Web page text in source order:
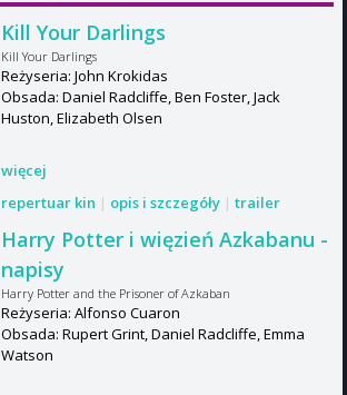
Kill Your Darlings
Kill Your Darlings
Reżyseria: John Krokidas
Obsada: Daniel Radcliffe, Ben Foster, Jack
Huston, Elizabeth Olsen
więcej
repertuar kin | opis i szczegóły | trailer
Harry Potter i więzień Azkabanu -
napisy
Harry Potter and the Prisoner of Azkaban
Reżyseria: Alfonso Cuaron
Obsada: Rupert Grint, Daniel Radcliffe, Emma
Watson